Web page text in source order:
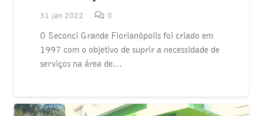
31 jan 2022 0
O Seconci Grande Florianópolis foi criado em
1997 com o objetivo de suprir a necessidade de
serviços na área de…